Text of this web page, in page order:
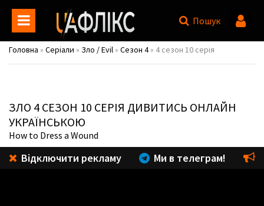
Пошук
Головна » Серіали » Зло / Evil » Сезон 4» 4 сезон 10 серія
ЗЛО 4 СЕЗОН 10 СЕРІЯ ДИВИТИСЬ ОНЛАЙН
УКРАЇНСЬКОЮ
How to Dress a Wound
Відключити рекламу Ми в телеграм!